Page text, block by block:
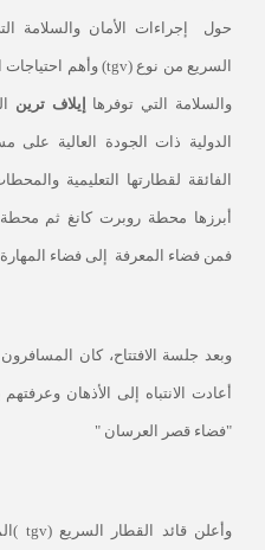
حول إجراءات الأمان والسلامة
السريع من نوع (tgv) وأهم احتياجات
والسلامة التي توفرها إيلاف ترين
الدولية ذات الجودة العالية على
الفائقة لقطارتها التعليمية
أبرزها محطة روبرت كانغ ثم محطة
فمن فضاء المعرفة إلى فضاء
وبعد جلسة الافتتاح، كان
أعادت الانتباه إلى الأذهان
"فضاء قصر العرسان "
وأعلن قائد القطار السريع (tgv